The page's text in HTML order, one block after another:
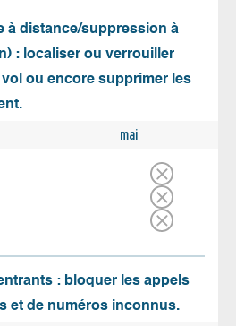
à distance/suppression à
: localiser ou verrouiller
vol ou encore supprimer les
mai
: bloquer les appels
et de numéros inconnus.